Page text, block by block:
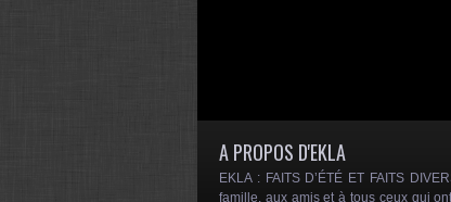
A PROPOS D'EKLA
EKLA : FAITS D’ÉTÉ ET FAITS
famille, aux amis et à tous ceux qui